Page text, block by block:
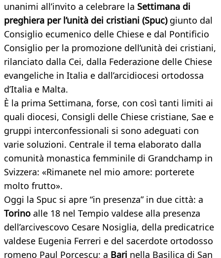
unanimi all’invito a celebrare la Settimana di
preghiera per l’unità dei cristiani (Spuc)giunto dal
Consiglio ecumenico delle Chiese e dal Pontificio
Consiglio per la promozione dell’unità dei cristiani,
rilanciato dalla Cei, dalla Federazione delle Chiese
evangeliche in Italia e dall’arcidiocesi ortodossa
d’Italia e Malta.
È la prima Settimana, forse, con così tanti limiti ai
quali diocesi, Consigli delle Chiese cristiane, Sae e
gruppi interconfessionali si sono adeguati con
varie soluzioni. Centrale il tema elaborato dalla
comunità monastica femminile di Grandchamp in
Svizzera: «Rimanete nel mio amore: porterete
molto frutto».
Oggi la Spuc si apre “in presenza” in due città: a
Torino alle 18 nel Tempio valdese alla presenza
dell’arcivescovo Cesare Nosiglia, della predicatrice
valdese Eugenia Ferreri e del sacerdote ortodosso
romeno Paul Porcescu; a Bari nella Basilica di San